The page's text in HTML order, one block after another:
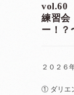
vol.60
練習
ー！？
２０２６
① ダリエ